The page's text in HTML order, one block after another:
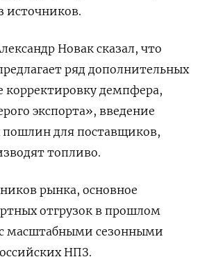
источников.
Новак сказал, что
ряд дополнительных
корректировку демпфера,
экспорта», введение
пошлин для поставщиков,
топливо.
рынка, основное
отгрузок в прошлом
с масштабными сезонными
НПЗ.